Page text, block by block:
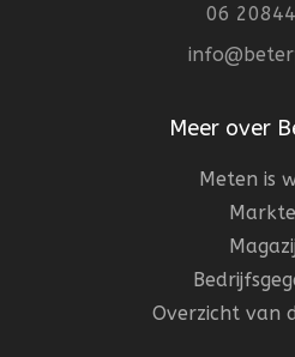
06
Meer over
Meten is
Overzicht van